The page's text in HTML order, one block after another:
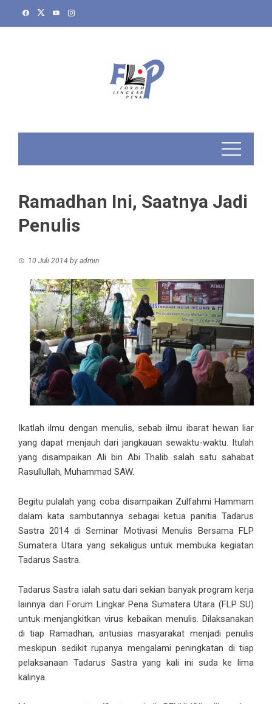
Ramadhan Ini, Saatnya Jadi
Penulis
10 Juli 2014 by admin
Ikatlah ilmu dengan menulis, sebab ilmu ibarat hewan liar
yang dapat menjauh dari jangkauan sewaktu-waktu. Itulah
yang disampaikan Ali bin Abi Thalib salah satu sahabat
Rasullullah, Muhammad SAW.
Begitu pulalah yang coba disampaikan Zulfahmi Hammam
dalam kata sambutannya sebagai ketua panitia Tadarus
Sastra 2014 di Seminar Motivasi Menulis Bersama FLP
Sumatera Utara yang sekaligus untuk membuka kegiatan
Tadarus Sastra.
Tadarus Sastra ialah satu dari sekian banyak program kerja
lainnya dari Forum Lingkar Pena Sumatera Utara (FLP SU)
untuk menjangkitkan virus kebaikan menulis. Dilaksanakan
di tiap Ramadhan, antusias masyarakat menjadi penulis
meskipun sedikit rupanya mengalami peningkatan di tiap
pelaksanaan Tadarus Sastra yang kali ini suda ke lima
kalinya.